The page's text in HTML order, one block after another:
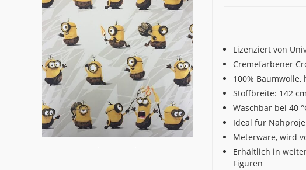
Lizenziert von
Cremefarbener
100%
Stoffbreite: 142 cm
Waschbar bei 40
Ideal für
Meterware, wird
Erhältlich in
Figuren